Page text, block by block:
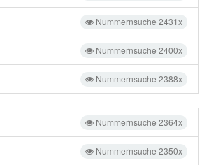
Nummernsuche 2431x
Nummernsuche 2400x
Nummernsuche 2388x
Nummernsuche 2364x
Nummernsuche 2350x